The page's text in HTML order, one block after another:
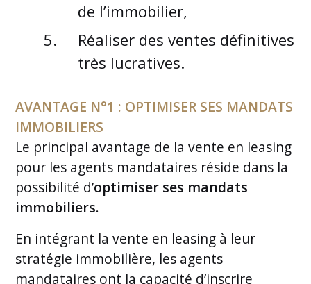
de l’immobilier,
Réaliser des ventes définitives
très lucratives.
AVANTAGE N°1 : OPTIMISER SES MANDATS
IMMOBILIERS
Le principal avantage de la vente en leasing
pour les agents mandataires réside dans la
possibilité d’optimiser ses mandats
immobiliers.
En intégrant la vente en leasing à leur
stratégie immobilière, les agents
mandataires ont la capacité d’inscrire